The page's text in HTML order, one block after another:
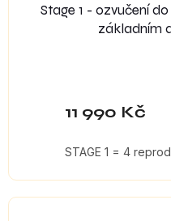
Stage 1 - ozvučení
základním
11 990 Kč
STAGE 1 = 4